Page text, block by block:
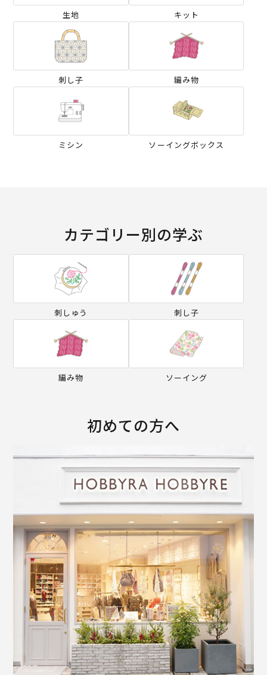
生地 キット
刺し子 編み物
ミシン ソーイングボックス
カテゴリー別の学ぶ
刺しゅう 刺し子
編み物 ソーイング
初めての方へ